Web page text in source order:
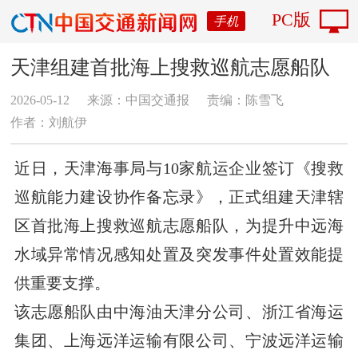
手机 PC版
天津组建首批海上搜救巡航志愿船队
2026-05-12 来源：中国交通报
责编：陈雪飞
作者：刘航伊
近日，天津海事局与10家航运企业签订《搜救
巡航能力建设协作备忘录》，正式组建天津辖
区首批海上搜救巡航志愿船队，为提升中远海
水域异常情况感知处置及突发事件处置效能提
供重要支撑。
该志愿船队由中海油天津分公司、浙江省海运
集团、上海远洋运输有限公司、宁波远洋运输